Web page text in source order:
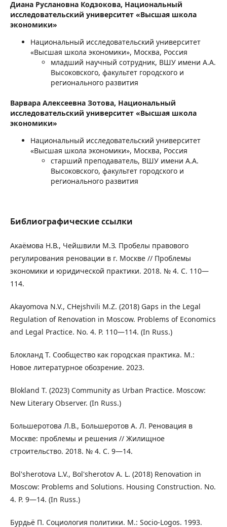
Диана Руслановна Кодзокова, Национальный
исследовательский университет «Высшая школа
экономики»
Национальный исследовательский университет
«Высшая школа экономики», Москва, Россия
младший научный сотрудник, ВШУ имени А.А.
Высоковского, факультет городского и
регионального развития
Варвара Алексеевна Зотова, Национальный
исследовательский университет «Высшая школа
экономики»
Национальный исследовательский университет
«Высшая школа экономики», Москва, Россия
старший преподаватель, ВШУ имени А.А.
Высоковского, факультет городского и
регионального развития
Библиографические ссылки
Акаёмова Н.В., Чейшвили М.З. Пробелы правового
регулирования реновации в г. Москве // Проблемы
экономики и юридической практики. 2018. № 4. С. 110—
114.
Akayomova N.V., CHejshvili M.Z. (2018) Gaps in the Legal
Regulation of Renovation in Moscow. Problems of Economics
and Legal Practice. No. 4. P. 110—114. (In Russ.)
Блокланд Т. Сообщество как городская практика. М.:
Новое литературное обозрение. 2023.
Blokland T. (2023) Community as Urban Practice. Moscow:
New Literary Observer. (In Russ.)
Большеротова Л.В., Большеротов А. Л. Реновация в
Москве: проблемы и решения // Жилищное
строительство. 2018. № 4. С. 9—14.
Bol'sherotova L.V., Bol'sherotov A. L. (2018) Renovation in
Moscow: Problems and Solutions. Housing Construction. No.
4. P. 9—14. (In Russ.)
Бурдьё П. Социология политики. М.: Socio-Logos. 1993.